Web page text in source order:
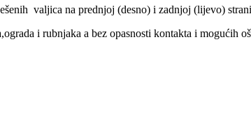
valjica na prednjoj (desno) i zadnjoj (lijevo)
i rubnjaka a bez opasnosti kontakta i mogućih